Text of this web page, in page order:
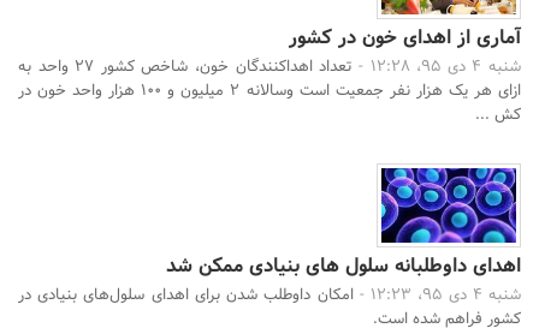
آماری از اهدای خون در کشور
شنبه 4 دی 95، 12:28 -
تعداد اهداکنندگان خون، شاخص کشور 27 واحد به
ازای هر یک هزار نفر جمعیت است وسالانه 2 میلیون و 100 هزار واحد خون در
کش ...
اهدای داوطلبانه سلول های بنیادی ممکن شد
شنبه 4 دی 95، 12:23 -
امکان داوطلب شدن برای اهدای سلول‌های بنیادی در
کشور فراهم شده است.